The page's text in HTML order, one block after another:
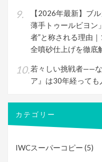
【2026年最新】ブ
薄手トゥールビヨン
者”と称される理由
全噴砂仕上げを徹底
若々しい挑戦者——
ア』は30年経っても
カテゴリー
IWCスーパーコピー (5)